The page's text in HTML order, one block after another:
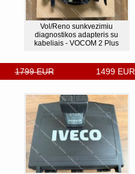
Vol/Reno sunkvezimiu
diagnostikos adapteris su
kabeliais - VOCOM 2 Plus
1799 EUR 1499 EUR